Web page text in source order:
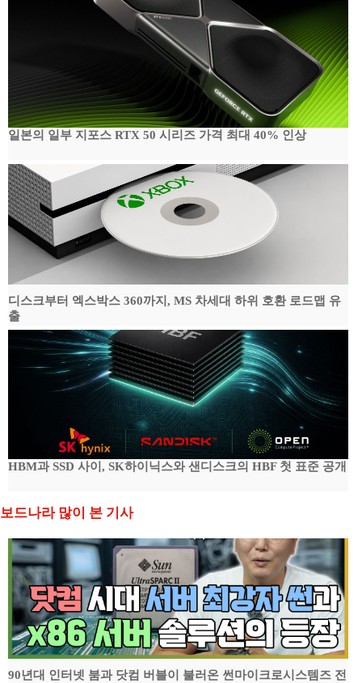
일본의 일부 지포스 RTX 50 시리즈 가격 최대 40% 인상
디스크부터 엑스박스 360까지, MS 차세대 하위 호환 로드맵 유
출
HBM과 SSD 사이, SK하이닉스와 샌디스크의 HBF 첫 표준 공개
보드나라 많이 본 기사
90년대 인터넷 붐과 닷컴 버블이 불러온 썬마이크로시스템즈 전